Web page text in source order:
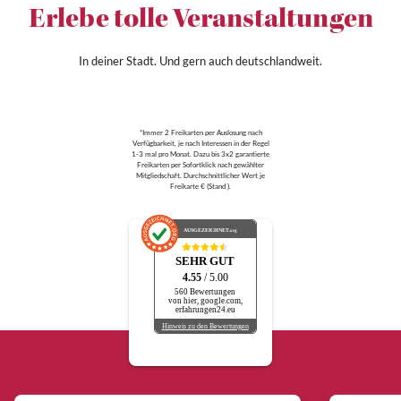
Erlebe tolle Veranstaltungen
In deiner Stadt. Und gern auch deutschlandweit.
*Immer 2 Freikarten per Auslosung nach
Verfügbarkeit, je nach Interessen in der Regel
1-3 mal pro Monat. Dazu bis 3x2 garantierte
Freikarten per Sofortklick nach gewählter
Mitgliedschaft. Durchschnittlicher Wert je
Freikarte € (Stand ).
AUSGEZEICHNET.org
SEHR GUT
4.55 / 5.00
560 Bewertungen
von hier, google.com,
erfahrungen24.eu
Hinweis zu den Bewertungen